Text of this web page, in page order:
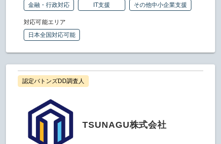
金融・行政対応 IT支援 その他中小企業支援
対応可能エリア
日本全国対応可能
認定バトンズDD調査人
TSUNAGU株式会社